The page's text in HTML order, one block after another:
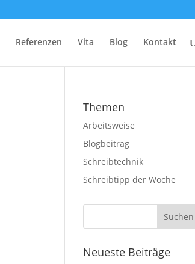
Referenzen Vita Blog Kontakt
Themen
Arbeitsweise
Blogbeitrag
Schreibtechnik
Schreibtipp der Woche
Neueste Beiträge